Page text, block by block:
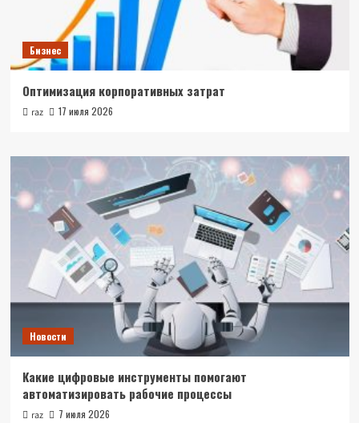
Бизнес
Оптимизация корпоративных затрат
raz 17 июля 2026
Новости
Какие цифровые инструменты помогают
автоматизировать рабочие процессы
raz 7 июля 2026